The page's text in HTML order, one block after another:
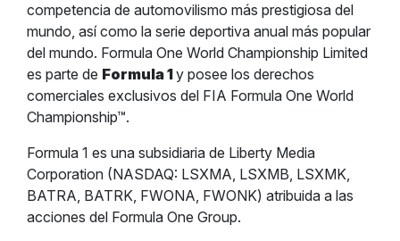
competencia de automovilismo más prestigiosa del
mundo, así como la serie deportiva anual más popular
del mundo. Formula One World Championship Limited
es parte de Formula 1y posee los derechos
comerciales exclusivos del FIA Formula One World
Championship™.
Formula 1 es una subsidiaria de Liberty Media
Corporation (NASDAQ: LSXMA, LSXMB, LSXMK,
BATRA, BATRK, FWONA, FWONK) atribuida a las
acciones del Formula One Group.